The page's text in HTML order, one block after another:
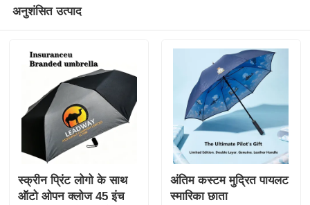
पैदल चलने वाली छत्रियाँ
कॉम्पैक्ट छतरियां
प्रचार के लिए छाता
अनुशंसित उत्पाद
स्क्रीन प्रिंट लोगो के साथ
ऑटो ओपन क्लोज 45 इंच
अंतिम कस्टम मुद्रित पायलट
स्मारिका छाता